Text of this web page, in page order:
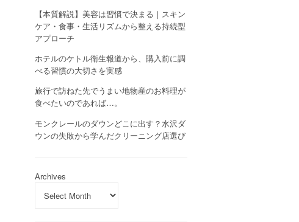
【本質解説】美容は習慣で決まる｜スキン
ケア・食事・生活リズムから整える持続型
アプローチ
ホテルのケトル衛生報道から、購入前に調
べる習慣の大切さを実感
旅行で訪ねた先でうまい地物産のお料理が
食べたいのであれば…。
モンクレールのダウンどこに出す？水沢ダ
ウンの失敗から学んだクリーニング店選び
Archives